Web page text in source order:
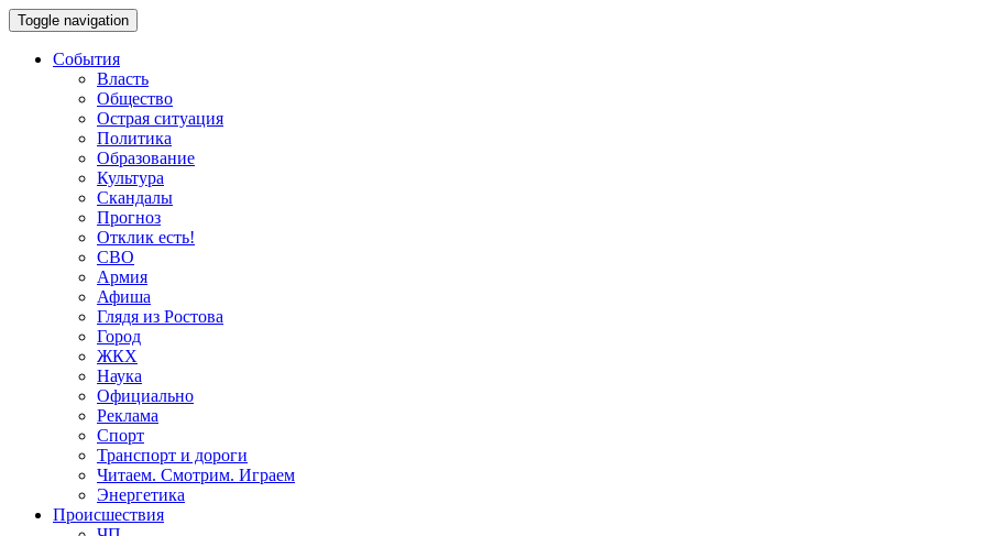
Toggle navigation
События
Власть
Общество
Острая ситуация
Политика
Образование
Культура
Скандалы
Прогноз
Отклик есть!
СВО
Армия
Афиша
Глядя из Ростова
Город
ЖКХ
Наука
Официально
Реклама
Спорт
Транспорт и дороги
Читаем. Смотрим. Играем
Энергетика
Происшествия